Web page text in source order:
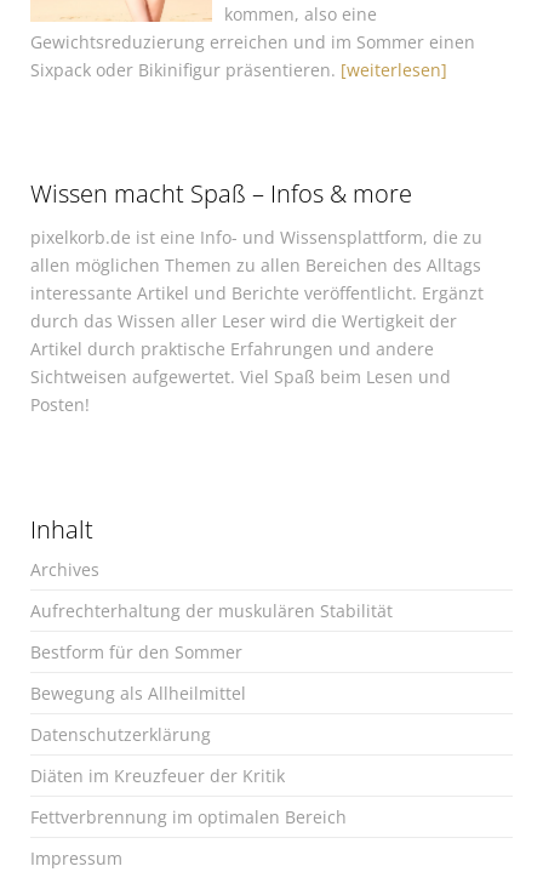
kommen, also eine
Gewichtsreduzierung erreichen und im Sommer einen
Sixpack oder Bikinifigur präsentieren. [weiterlesen]
Wissen macht Spaß – Infos & more
pixelkorb.de ist eine Info- und Wissensplattform, die zu
allen möglichen Themen zu allen Bereichen des Alltags
interessante Artikel und Berichte veröffentlicht. Ergänzt
durch das Wissen aller Leser wird die Wertigkeit der
Artikel durch praktische Erfahrungen und andere
Sichtweisen aufgewertet. Viel Spaß beim Lesen und
Posten!
Inhalt
Archives
Aufrechterhaltung der muskulären Stabilität
Bestform für den Sommer
Bewegung als Allheilmittel
Datenschutzerklärung
Diäten im Kreuzfeuer der Kritik
Fettverbrennung im optimalen Bereich
Impressum